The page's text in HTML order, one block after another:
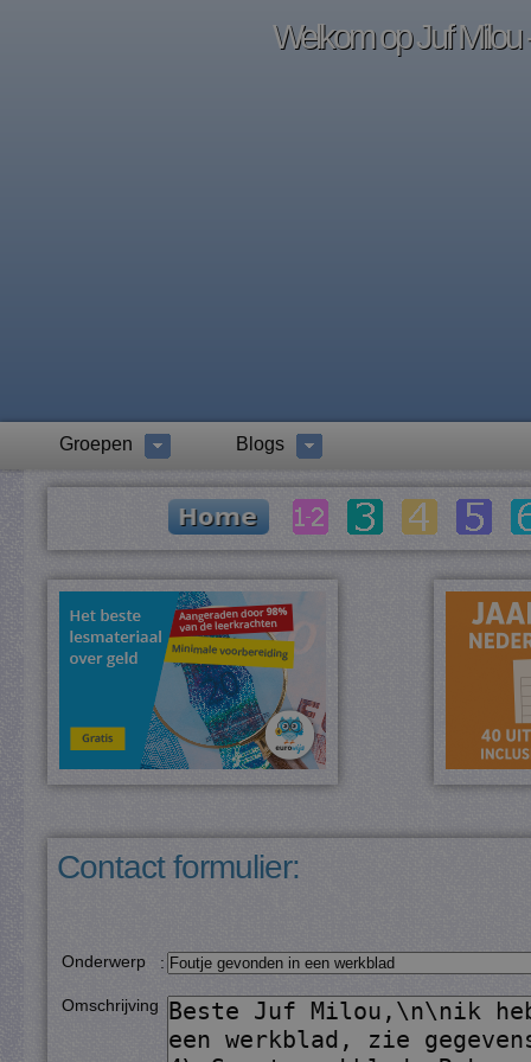
Welkom op Juf Milou
Groepen Blogs
Contact formulier:
Onderwerp :
Omschrijving